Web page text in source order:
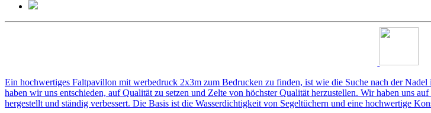
Ein hochwertiges Faltpavillon mit werbedruck 2x3m zum Bedrucken zu finden, ist wie die Suche nach der
haben wir uns entschieden, auf Qualität zu setzen und Zelte von höchster Qualität herzustellen. Wir haben uns
hergestellt und ständig verbessert. Die Basis ist die Wasserdichtigkeit von Segeltüchern und eine hochwertige